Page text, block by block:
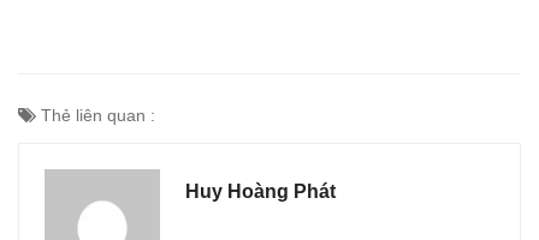
Thẻ liên quan :
Huy Hoàng Phát